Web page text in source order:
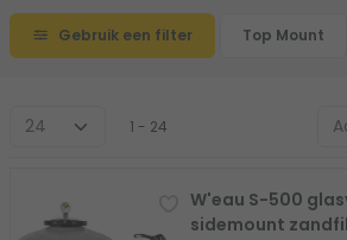
gekozen worden voor een
complete set bestaande uit pomp,
exact weten hoe zo'n zwembad
Gebruik een filter Top Mount
1 - 24
W'eau S-500
sidemount